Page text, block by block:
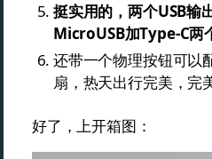
挺实用的，两个USB输
MicroUSB加Type-C两
还带一个物理按钮可以
扇，热天出行完美，完
好了，上开箱图：